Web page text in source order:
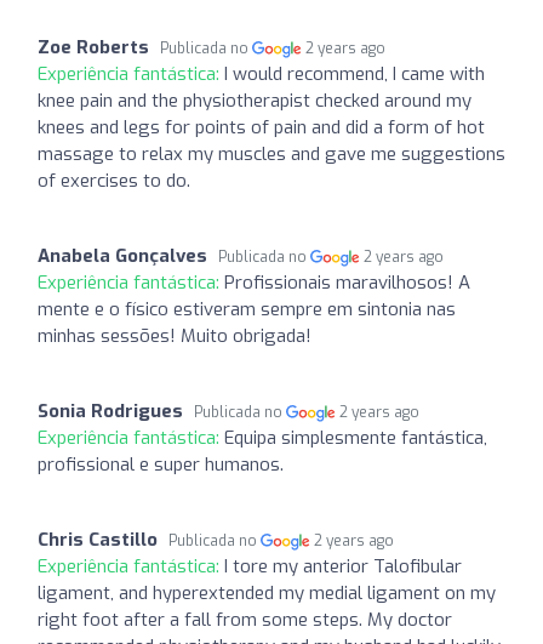
Zoe Roberts Publicada no 2 years ago
Experiência fantástica: I would recommend, I came with
knee pain and the physiotherapist checked around my
knees and legs for points of pain and did a form of hot
massage to relax my muscles and gave me suggestions
of exercises to do.
Anabela Gonçalves Publicada no 2 years ago
Experiência fantástica: Profissionais maravilhosos! A
mente e o físico estiveram sempre em sintonia nas
minhas sessões! Muito obrigada!
Sonia Rodrigues Publicada no 2 years ago
Experiência fantástica: Equipa simplesmente fantástica,
profissional e super humanos.
Chris Castillo Publicada no 2 years ago
Experiência fantástica: I tore my anterior Talofibular
ligament, and hyperextended my medial ligament on my
right foot after a fall from some steps. My doctor